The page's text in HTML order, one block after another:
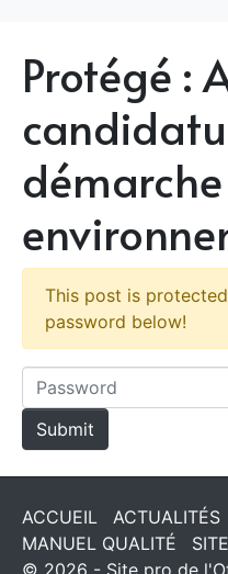
Protégé :
démarche
This post is
password below!
ACCUEIL ACTUALITÉS
MANUEL QUALITÉ
© 2026 - Site pro de